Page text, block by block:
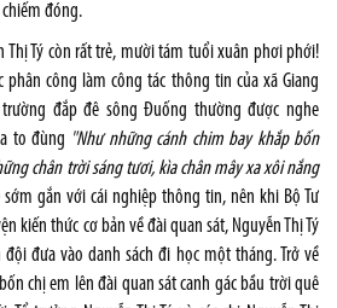
đóng.
Thị Tý còn rất trẻ, mười tám tuổi xuân phơi phới!
phân công làm công tác thông tin của xã Giang
trường đắp đê sông Đuống thường được nghe
to đùng "Như những cánh chim bay khắp bốn
chân trời sáng tươi, kìa chân mây xa xôi nắng
sớm gắn với cái nghiệp thông tin, nên khi Bộ Tư
kiến thức cơ bản về đài quan sát, Nguyễn Thị Tý
đưa vào danh sách đi học một tháng. Trở về
chị em lên đài quan sát canh gác bầu trời quê